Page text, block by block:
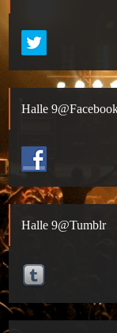
Halle
Halle 9@Tumblr